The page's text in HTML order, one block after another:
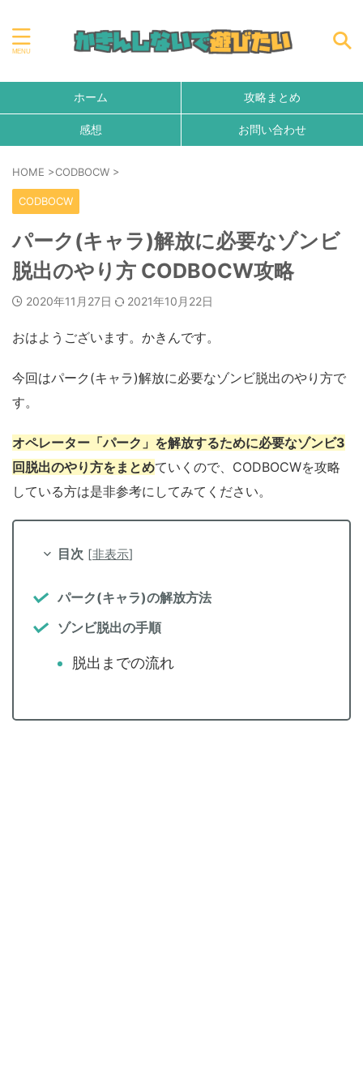
ホーム 攻略まとめ
感想 お問い合わせ
HOME >CODBOCW >
CODBOCW
パーク(キャラ)解放に必要なゾンビ
脱出のやり方 CODBOCW攻略
2020年11月27日 2021年10月22日
おはようございます。かきんです。
今回はパーク(キャラ)解放に必要なゾンビ脱出のやり方で
す。
オペレーター「パーク」を解放するために必要なゾンビ3
回脱出のやり方をまとめていくので、CODBOCWを攻略
している方は是非参考にしてみてください。
目次 [非表示]
パーク(キャラ)の解放方法
ゾンビ脱出の手順
脱出までの流れ